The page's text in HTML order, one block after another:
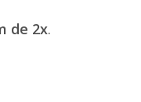
de 2x.